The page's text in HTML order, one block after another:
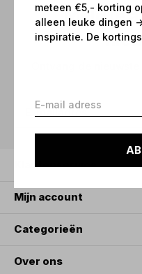
meteen €5,- korting
alleen leuke dingen
inspiratie. De
Meld je
Klantenservice
Mijn account
Categorieën
Over ons